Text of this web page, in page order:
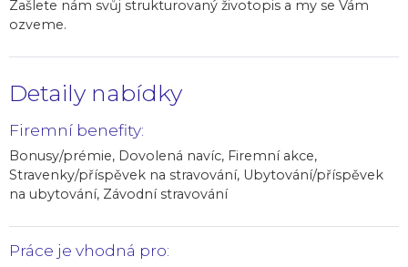
Zašlete nám svůj strukturovaný životopis a my se Vám
ozveme.
Detaily nabídky
Firemní benefity:
Bonusy/prémie, Dovolená navíc, Firemní akce,
Stravenky/příspěvek na stravování, Ubytování/příspěvek
na ubytování, Závodní stravování
Práce je vhodná pro: